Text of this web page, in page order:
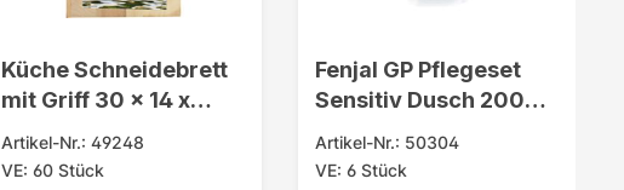
Küche Schneidebrett
mit Griff 30 x 14 x
0,8cm
Artikel-Nr.: 49248
VE: 60 Stück
Fenjal GP Pflegeset
Sensitiv Dusch 200ml
+ Lotion
Artikel-Nr.: 50304
VE: 6 Stück